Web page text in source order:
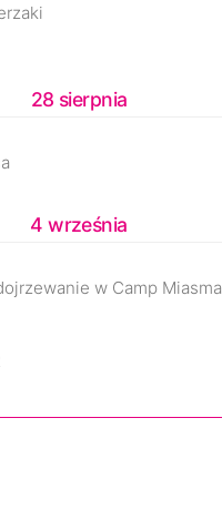
28 sierpnia
4 września
w Camp Miasma